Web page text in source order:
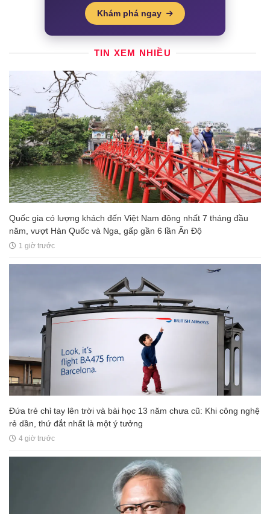
Khám phá ngay
TIN XEM NHIỀU
Quốc gia có lượng khách đến Việt Nam đông nhất 7 tháng đầu
năm, vượt Hàn Quốc và Nga, gấp gần 6 lần Ấn Độ
1 giờ trước
Đứa trẻ chỉ tay lên trời và bài học 13 năm chưa cũ: Khi công nghệ
rẻ dần, thứ đắt nhất là một ý tưởng
4 giờ trước